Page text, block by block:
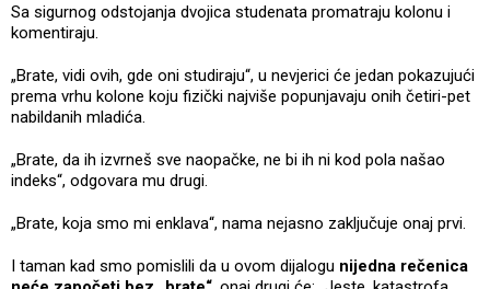
Sa sigurnog odstojanja dvojica studenata promatraju kolonu i
komentiraju.
„Brate, vidi ovih, gde oni studiraju“, u nevjerici će jedan pokazujući
prema vrhu kolone koju fizički najviše popunjavaju onih četiri-pet
nabildanih mladića.
„Brate, da ih izvrneš sve naopačke, ne bi ih ni kod pola našao
indeks“, odgovara mu drugi.
„Brate, koja smo mi enklava“, nama nejasno zaključuje onaj prvi.
I taman kad smo pomislili da u ovom dijalogu nijedna rečenica